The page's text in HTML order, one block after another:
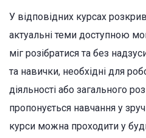
У відповідних курсах
актуальні теми доступною
міг розібратися та без
та навички, необхідні для
діяльності або загального
пропонується навчання у
курси можна проходити у